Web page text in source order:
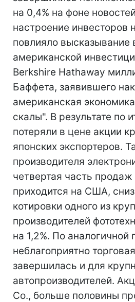
на 0,4% на фоне
настроение инвесторов
повлияло высказывание
американской
Berkshire Hathaway
Баффета, заявившего
американская
скалы". В результате по
потеряли в цене акции
японских экспортеров.
производителя
четвертая часть продаж
приходится на США,
котировки одного из
производителей
на 1,2%. По аналогичной
неблагоприятно
завершилась и для
автопроизводителей.
Co., больше половины